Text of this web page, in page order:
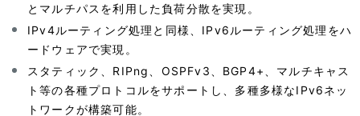
とマルチパスを利用した負荷分散を実現。
IPv4ルーティング処理と同様、IPv6ルーティング処理をハ
ードウェアで実現。
スタティック、RIPng、OSPFv3、BGP4+、マルチキャス
ト等の各種プロトコルをサポートし、多種多様なIPv6ネッ
トワークが構築可能。